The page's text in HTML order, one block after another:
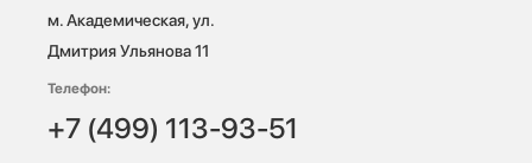
м. Академическая, ул.
Дмитрия Ульянова 11
Телефон:
+7 (499) 113-93-51